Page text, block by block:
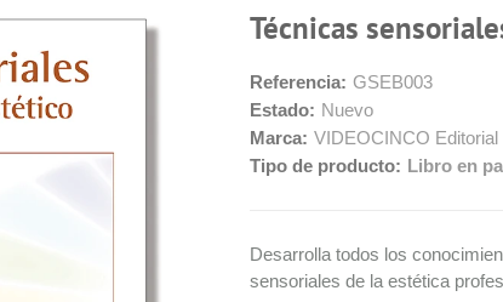
Técnicas
Referencia: GSEB003
Estado: Nuevo
Marca: VIDEOCINCO Editorial
Tipo de producto: Libro en
Desarrolla todos los
sensoriales de la estética